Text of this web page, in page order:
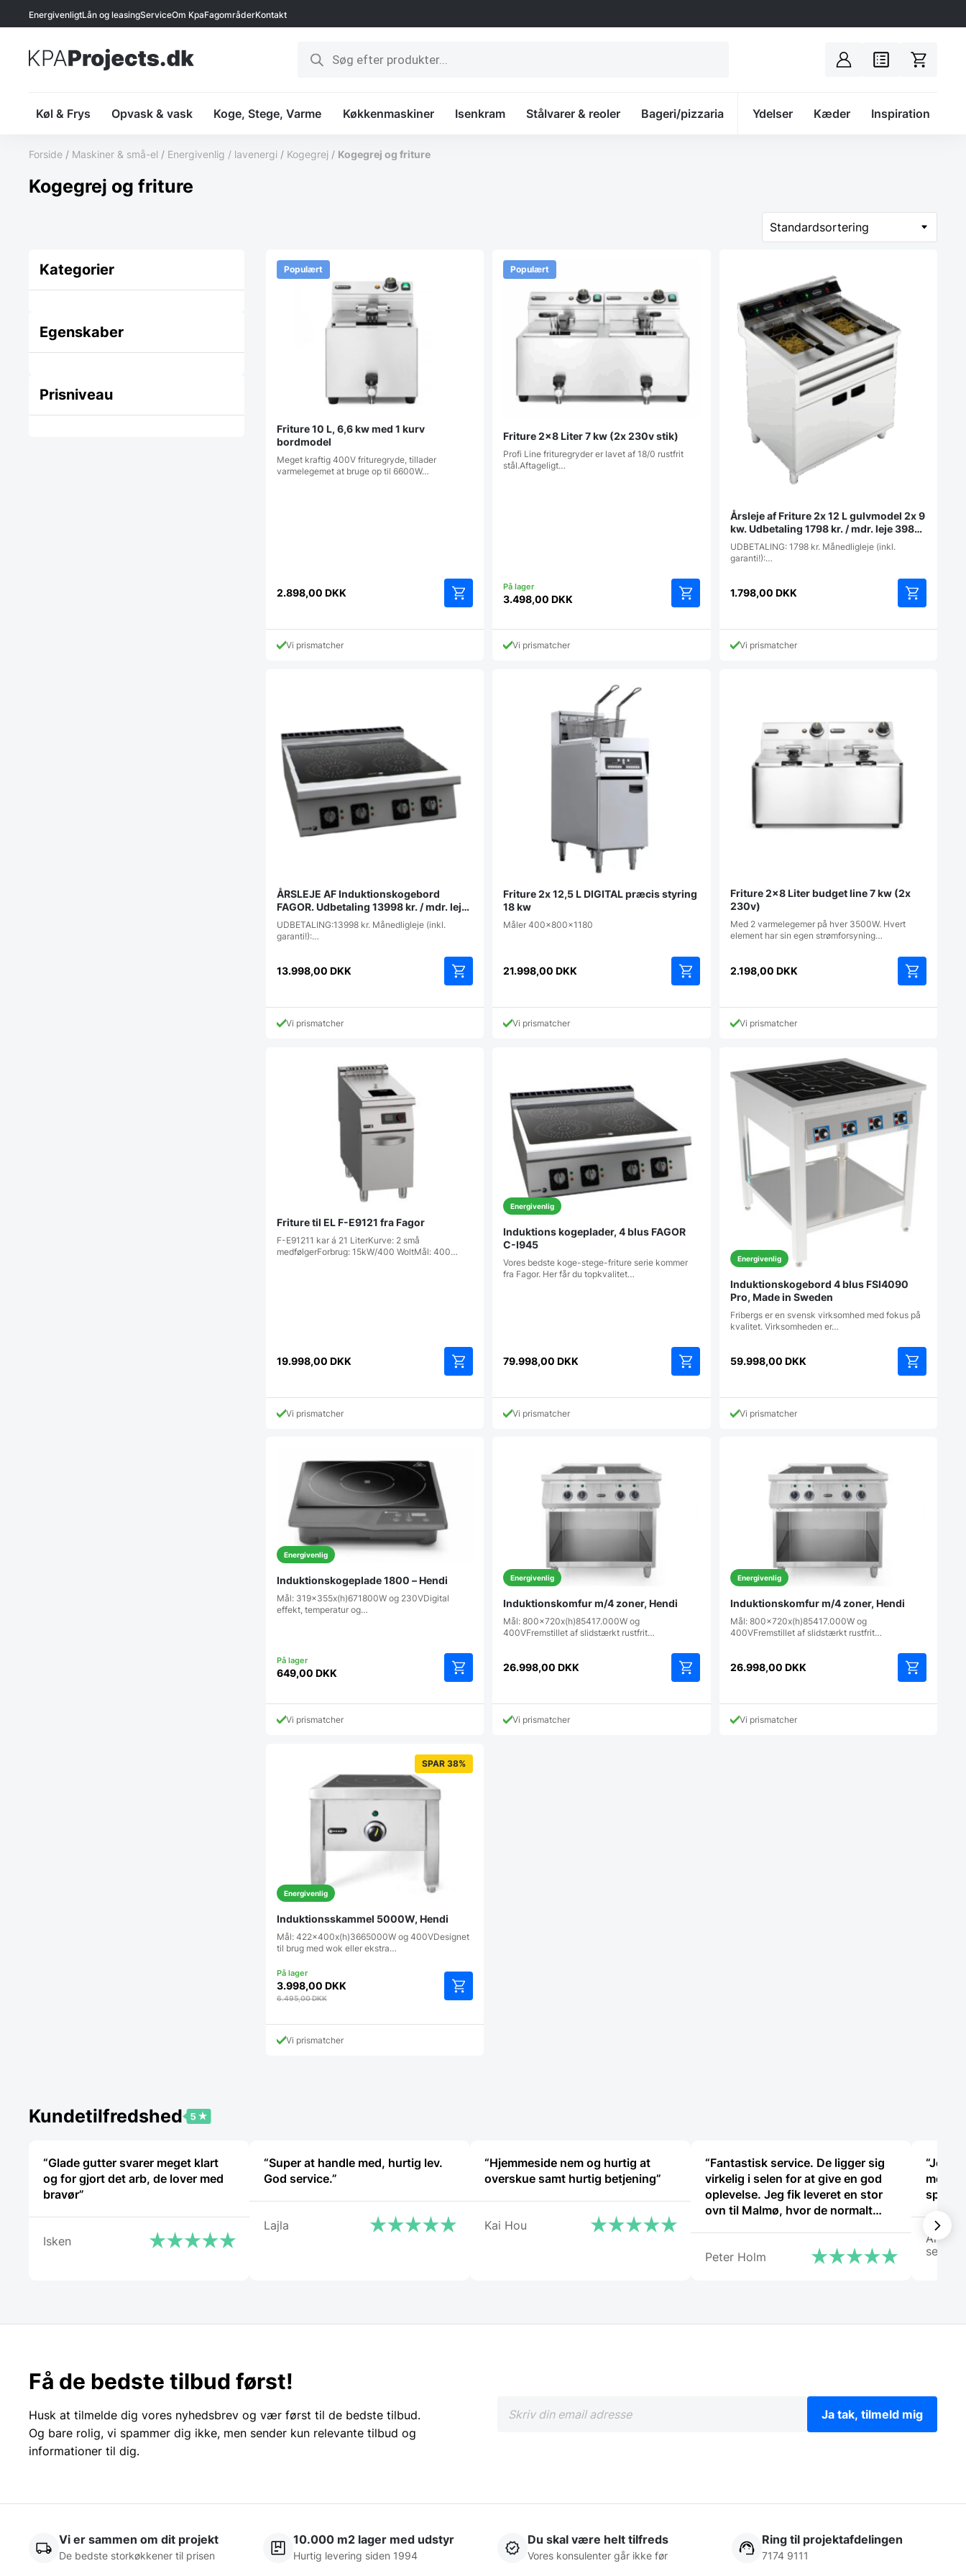
EnergivenligtLån og leasingServiceOm KpaFagområderKontakt
search
Køl & Frys Opvask & vask Koge, Stege, Varme Køkkenmaskiner Isenkram Stålvarer & reoler Bageri/pizzaria Spacer
Ydelser Kæder Inspiration
Forside / Maskiner & små-el / Energivenlig / lavenergi / Kogegrej / Kogegrej og friture
Kogegrej og friture
Kategorier
Egenskaber
Prisniveau
Populært
Friture 10 L, 6,6 kw med 1 kurv
bordmodel
Meget kraftig 400V frituregryde, tillader
varmelegemet at bruge op til 6600W…
2.898,00 DKK
Vi prismatcher
Populært
Friture 2×8 Liter 7 kw (2x 230v stik)
Profi Line frituregryder er lavet af 18/0 rustfrit
stål.Aftageligt…
3.498,00DKK
Vi prismatcher
Årsleje af Friture 2x 12 L gulvmodel 2x 9
kw. Udbetaling 1798 kr. / mdr. leje 398
kr.
UDBETALING: 1798 kr. Månedligleje (inkl.
garanti!):…
1.798,00 DKK
Vi prismatcher
ÅRSLEJE AF Induktionskogebord
FAGOR. Udbetaling 13998 kr. / mdr. leje
1498 kr.
UDBETALING:13998 kr. Månedligleje (inkl.
garanti!):…
13.998,00 DKK
Vi prismatcher
Friture 2x 12,5 L DIGITAL præcis styring
18 kw
Måler 400x800x1180
21.998,00DKK
Vi prismatcher
Friture 2×8 Liter budget line 7 kw (2x
230v)
Med 2 varmelegemer på hver 3500W. Hvert
element har sin egen strømforsyning…
2.198,00 DKK
Vi prismatcher
Friture til EL F-E9121 fra Fagor
F-E91211 kar á 21 LiterKurve: 2 små
medfølgerForbrug: 15kW/400 WoltMål: 400…
19.998,00 DKK
Vi prismatcher
Energivenlig
Induktions kogeplader, 4 blus FAGOR
C-I945
Vores bedste koge-stege-friture serie kommer
fra Fagor. Her får du topkvalitet…
79.998,00DKK
Vi prismatcher
Energivenlig
Induktionskogebord 4 blus FSI4090
Pro, Made in Sweden
Fribergs er en svensk virksomhed med fokus på
kvalitet. Virksomheden er…
59.998,00 DKK
Vi prismatcher
Energivenlig
Induktionskogeplade 1800 – Hendi
Mål: 319x355x(h)671800W og 230VDigital
effekt, temperatur og…
649,00 DKK
Vi prismatcher
Energivenlig
Induktionskomfur m/4 zoner, Hendi
Mål: 800x720x(h)85417.000W og
400VFremstillet af slidstærkt rustfrit…
26.998,00DKK
Vi prismatcher
Energivenlig
Induktionskomfur m/4 zoner, Hendi
Mål: 800x720x(h)85417.000W og
400VFremstillet af slidstærkt rustfrit…
26.998,00 DKK
Vi prismatcher
SPAR 38%
Energivenlig
Induktionsskammel 5000W, Hendi
Mål: 422x400x(h)3665000W og 400VDesignet
til brug med wok eller ekstra…
3.998,00 DKK
6.495,00DKK
Vi prismatcher
Kundetilfredshed
“Glade gutter svarer meget klart
og for gjort det arb, de lover med
bravør”
Isken
“Super at handle med, hurtig lev.
God service.”
Lajla
“Hjemmeside nem og hurtig at
overskue samt hurtig betjening”
Kai Hou
“Fantastisk service. De ligger sig
virkelig i selen for at give en god
oplevelse. Jeg fik leveret en stor
ovn til Malmø, hvor de normalt
anbefale Gastrobutikken – som
Peter Holm
“Jeg
men
Arden
Få de bedste tilbud først!
Husk at tilmelde dig vores nyhedsbrev og vær først til de bedste tilbud.
Og bare rolig, vi spammer dig ikke, men sender kun relevante tilbud og
informationer til dig.
Ja tak, tilmeld mig
Vi er sammen om dit projekt
De bedste storkøkkener til prisen
10.000 m2 lager med udstyr
Hurtig levering siden 1994
Du skal være helt tilfreds
Vores konsulenter går ikke før
Ring til projektafdelingen
7174 9111